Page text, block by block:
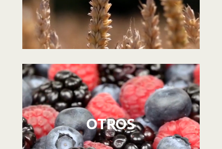
Reproductor
de
vídeo
OTROS